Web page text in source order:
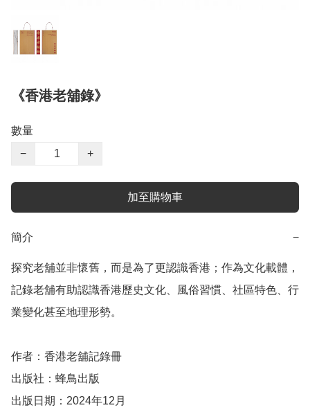
《香港老舖錄》
數量
−
+
加至購物車
簡介 −
探究老舖並非懷舊，而是為了更認識香港；作為文化載體，
記錄老舖有助認識香港歷史文化、風俗習慣、社區特色、行
業變化甚至地理形勢。
作者：香港老舖記錄冊
出版社：蜂鳥出版
出版日期：2024年12月